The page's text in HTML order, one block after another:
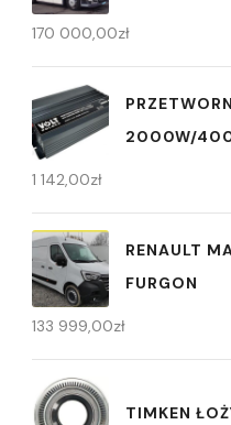
170 000,00zł
2000W/
1 142,00zł
RENAULT
FURGON
133 999,00zł
TIMKEN